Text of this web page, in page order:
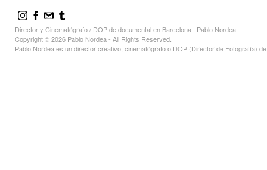
Director y Cinematógrafo / DOP de documental en Barcelona | Pablo Nordea
Copyright © 2026 Pablo Nordea - All Rights Reserved.
Pablo Nordea es un director creativo, cinematógrafo o DOP (Director de Fotografía)